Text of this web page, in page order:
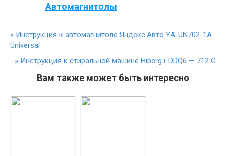
Автомагнитолы
« Инструкция к автомагнитоле Яндекс.Авто YA-UN702-1A
Universal
» Инструкция к стиральной машине Hiberg i-DDQ6 — 712 G
Вам также может быть интересно